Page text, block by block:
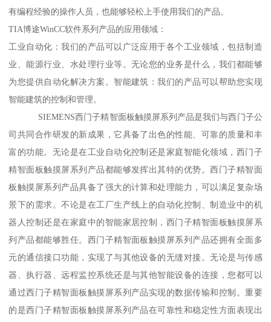
有编程经验的操作人员，也能够轻松上手使用我们的产品。
TIA博途WinCC软件系列产品的应用领域：
工业自动化：我们的产品可以广泛应用于各个工业领域，包括制造
业、能源行业、水处理行业等。无论您的业务是什么，我们都能够
为您提供自动化解决方案。智能建筑：我们的产品可以帮助您实现
智能建筑的控制和管理。
SIEMENS西门子精智面板触摸屏系列产品是我们与西门子公
司共同合作研发的新成果，它具备了出色的性能、可靠的质量和丰
富的功能。无论是在工业自动化控制还是家庭智能化领域，西门子
精智面板触摸屏系列产品都能够发挥出其特的优势。西门子精智面
板触摸屏系列产品具备了强大的计算和处理能力，可以满足复杂场
景下的需求。不论是在工厂生产线上的自动化控制、制造业中的机
器人控制还是在家庭中的智能家居控制，西门子精智面板触摸屏系
列产品都能够胜任。西门子精智面板触摸屏系列产品还拥有全面多
元的通信接口功能，实现了与其他设备的无缝对接。无论是与传感
器、执行器、远程监控系统还是与其他智能设备的连接，您都可以
通过西门子精智面板触摸屏系列产品实现的数据传输和控制。重要
的是西门子精智面板触摸屏系列产品在可靠性和稳定性方面表现出